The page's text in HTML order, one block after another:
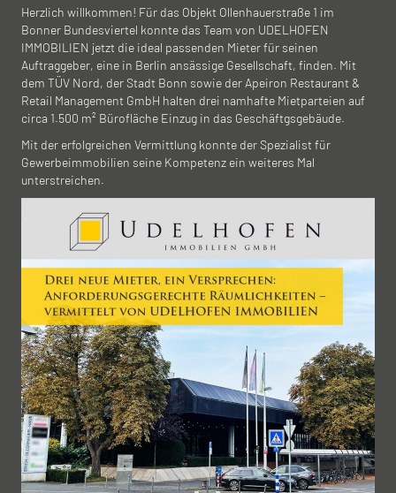
Herzlich willkommen! Für das Objekt Ollenhauerstraße 1 im
Bonner Bundesviertel konnte das Team von UDELHOFEN
IMMOBILIEN jetzt die ideal passenden Mieter für seinen
Auftraggeber, eine in Berlin ansässige Gesellschaft, finden. Mit
dem TÜV Nord, der Stadt Bonn sowie der Apeiron Restaurant &
Retail Management GmbH halten drei namhafte Mietparteien auf
circa 1.500 m² Bürofläche Einzug in das Geschäftgsgebäude.
Mit der erfolgreichen Vermittlung konnte der Spezialist für
Gewerbeimmobilien seine Kompetenz ein weiteres Mal
unterstreichen.